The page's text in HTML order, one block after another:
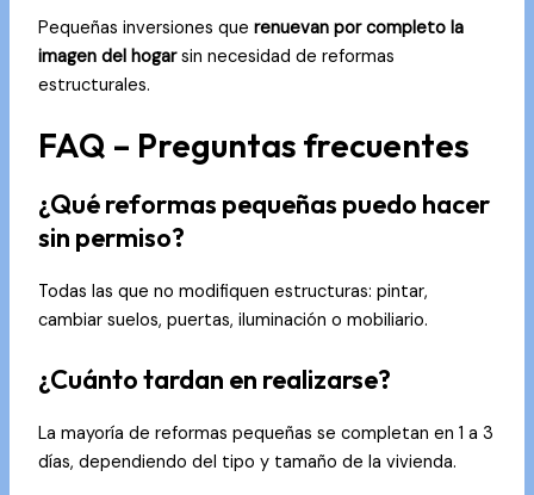
Pequeñas inversiones que renuevan por completo la
imagen del hogarsin necesidad de reformas
estructurales.
FAQ – Preguntas frecuentes
¿Qué reformas pequeñas puedo hacer
sin permiso?
Todas las que no modifiquen estructuras: pintar,
cambiar suelos, puertas, iluminación o mobiliario.
¿Cuánto tardan en realizarse?
La mayoría de reformas pequeñas se completan en 1 a 3
días, dependiendo del tipo y tamaño de la vivienda.